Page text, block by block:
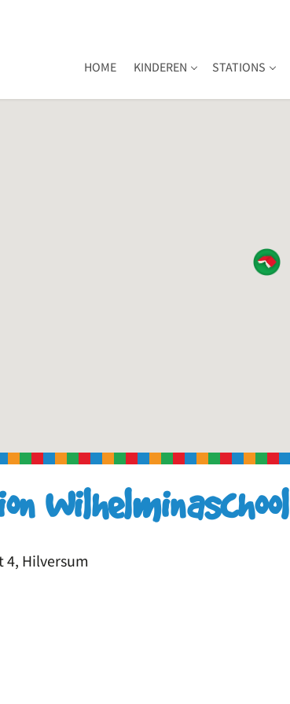
HOME KINDEREN STATIONS
Wilhelminaschool
4, Hilversum